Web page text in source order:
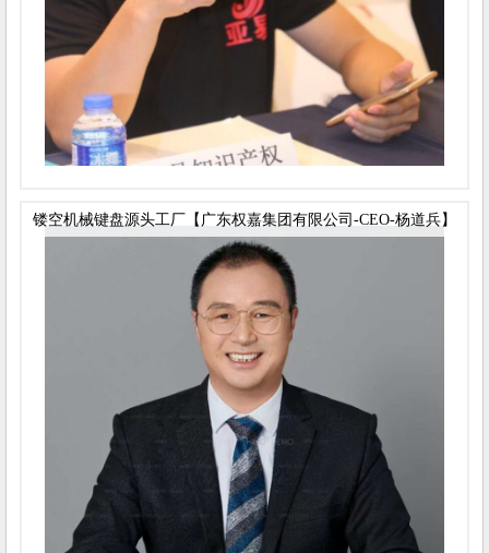
镂空机械键盘源头工厂【广东权嘉集团有限公司-CEO-杨道兵】